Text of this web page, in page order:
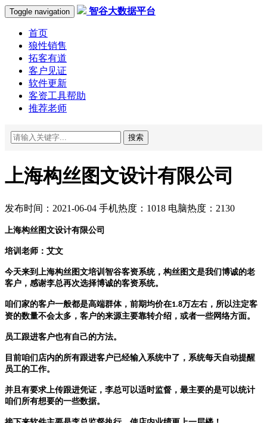
Toggle navigation 智谷大数据平台
首页
狼性销售
拓客有道
客户见证
软件更新
客资工具帮助
推荐老师
搜索
上海构丝图文设计有限公司
发布时间：2021-06-04 手机热度：1018 电脑热度：2130
上海构丝图文设计有限公司
培训老师：艾文
今天来到上海构丝图文培训智谷客资系统，构丝图文是我们博诚的老
客户，感谢李总再次选择博诚的客资系统。
咱们家的客户一般都是高端群体，前期均价在1.8万左右，所以注定客
资的数量不会太多，客户的来源主要靠转介绍，或者一些网络方面。
员工跟进客户也有自己的方法。
目前咱们店内的所有跟进客户已经输入系统中了，系统每天自动提醒
员工的工作。
并且有要求上传跟进凭证，李总可以适时监督，最主要的是可以统计
咱们所有想要的一些数据。